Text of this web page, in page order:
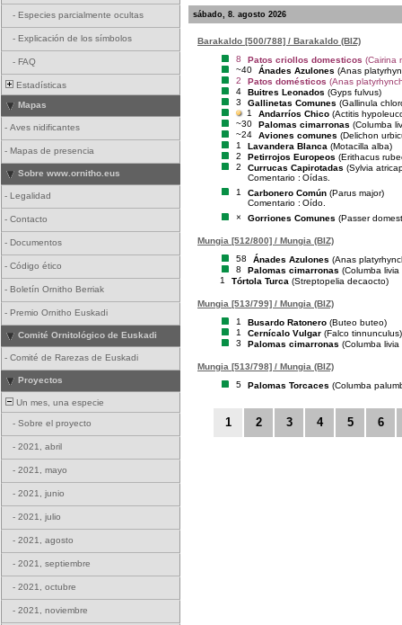
- Especies parcialmente ocultas
- Explicación de los símbolos
- FAQ
Estadísticas
Mapas
- Aves nidificantes
- Mapas de presencia
Sobre www.ornitho.eus
- Legalidad
- Contacto
- Documentos
- Código ético
- Boletín Ornitho Berriak
- Premio Ornitho Euskadi
Comité Ornitológico de Euskadi
- Comité de Rarezas de Euskadi
Proyectos
Un mes, una especie
- Sobre el proyecto
- 2021, abril
- 2021, mayo
- 2021, junio
- 2021, julio
- 2021, agosto
- 2021, septiembre
- 2021, octubre
- 2021, noviembre
sábado, 8. agosto 2026
Barakaldo [500/788] / Barakaldo (BIZ)
8
Patos criollos domesticos (Cairina
~40
Ánades Azulones (Anas
2
Patos domésticos (Anas
4
Buitres Leonados (Gyps fulvus)
3
Gallinetas Comunes (Gallinula
1
Andarríos Chico (Actitis
~30
Palomas cimarronas (Columba
~24
Aviones comunes (Delichon
1
Lavandera Blanca (Motacilla alba)
2
Petirrojos Europeos (Erithacus
2
Currucas Capirotadas (Sylvia
Comentario : Oídas.
1
Carbonero Común (Parus major)
Comentario : Oído.
×
Gorriones Comunes (Passer
Mungia [512/800] / Mungia (BIZ)
58
Ánades Azulones (Anas
8
Palomas cimarronas (Columba
1
Tórtola Turca (Streptopelia decaocto)
Mungia [513/799] / Mungia (BIZ)
1
Busardo Ratonero (Buteo buteo)
1
Cernícalo Vulgar (Falco tinnunculus)
3
Palomas cimarronas (Columba
Mungia [513/798] / Mungia (BIZ)
5
Palomas Torcaces (Columba
1 2 3 4 5 6